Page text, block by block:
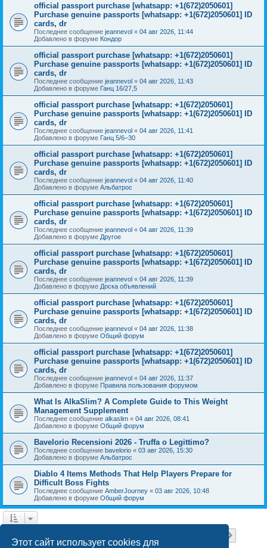
Этот сайт использует cookies для
official passport purchase [whatsapp: +1(672)2050601]
Purchase genuine passports [whatsapp: +1(672)2050601] ID
cards, dr
Последнее сообщение jeannevol « 04 авг 2026, 11:44
Добавлено в форуме Кондор
official passport purchase [whatsapp: +1(672)2050601]
Purchase genuine passports [whatsapp: +1(672)2050601] ID
cards, dr
Последнее сообщение jeannevol « 04 авг 2026, 11:43
Добавлено в форуме Ганц 16/27,5
official passport purchase [whatsapp: +1(672)2050601]
Purchase genuine passports [whatsapp: +1(672)2050601] ID
cards, dr
Последнее сообщение jeannevol « 04 авг 2026, 11:41
Добавлено в форуме Ганц 5/6–30
official passport purchase [whatsapp: +1(672)2050601]
Purchase genuine passports [whatsapp: +1(672)2050601] ID
cards, dr
Последнее сообщение jeannevol « 04 авг 2026, 11:40
Добавлено в форуме Альбатрос
official passport purchase [whatsapp: +1(672)2050601]
Purchase genuine passports [whatsapp: +1(672)2050601] ID
cards, dr
Последнее сообщение jeannevol « 04 авг 2026, 11:39
Добавлено в форуме Другое
official passport purchase [whatsapp: +1(672)2050601]
Purchase genuine passports [whatsapp: +1(672)2050601] ID
cards, dr
Последнее сообщение jeannevol « 04 авг 2026, 11:39
Добавлено в форуме Доска объявлений
official passport purchase [whatsapp: +1(672)2050601]
Purchase genuine passports [whatsapp: +1(672)2050601] ID
cards, dr
Последнее сообщение jeannevol « 04 авг 2026, 11:38
Добавлено в форуме Общий форум
official passport purchase [whatsapp: +1(672)2050601]
Purchase genuine passports [whatsapp: +1(672)2050601] ID
cards, dr
Последнее сообщение jeannevol « 04 авг 2026, 11:37
Добавлено в форуме Правила пользования форумом
What Is AlkaSlim? A Complete Guide to This Weight
Management Supplement
Последнее сообщение alkaslim « 04 авг 2026, 08:41
Добавлено в форуме Общий форум
Bavelorio Recensioni 2026 - Truffa o Legittimo?
Последнее сообщение bavelorio « 03 авг 2026, 15:30
Добавлено в форуме Альбатрос
Diablo 4 Items Methods That Help Players Prepare for
Difficult Boss Fights
Последнее сообщение AmberJourney « 03 авг 2026, 10:48
Добавлено в форуме Общий форум